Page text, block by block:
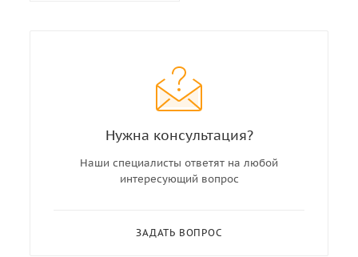
Нужна консультация?
Наши специалисты ответят на любой
интересующий вопрос
ЗАДАТЬ ВОПРОС